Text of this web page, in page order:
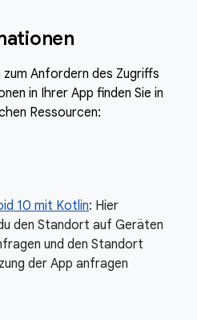
Anfordern des Zugriffs
in Ihrer App finden Sie in
Ressourcen:
10 mit Kotlin: Hier
den Standort auf Geräten
und den Standort
der App anfragen